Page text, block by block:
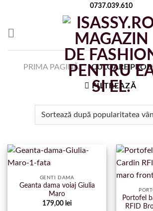
content
0737.039.610
PRIMA PAGINĂ / CULOARE
FILTREAZĂ
GENTI DAMA
Geanta dama voiaj Giulia
Maro
179,00 lei
Portofel
RFID